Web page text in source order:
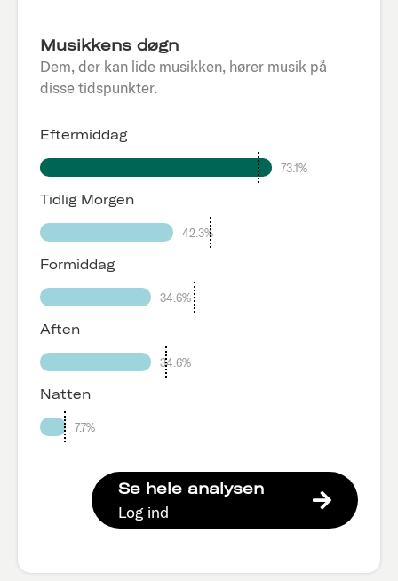
Musikkens døgn
Dem, der kan lide musikken, hører musik på
disse tidspunkter.
Eftermiddag
73.1%
Tidlig Morgen
42.3%
Formiddag
34.6%
Aften
34.6%
Natten
7.7%
Se hele analysen
Log ind